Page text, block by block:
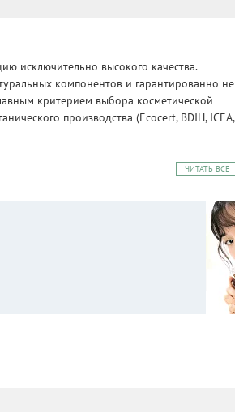
исключительно высокого качества.
компонентов и гарантированно не
критерием выбора косметической
производства (Ecocert, BDIH, ICEA,
ЧИТАТЬ ВСЕ